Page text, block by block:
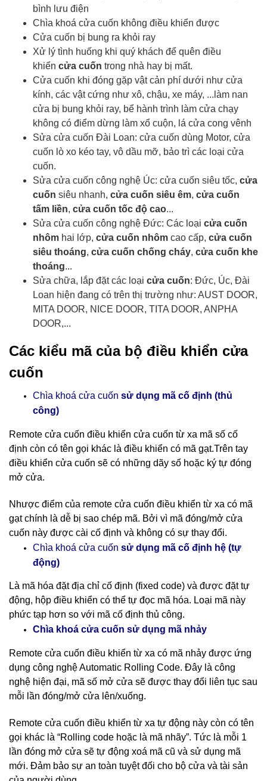
bình lưu điện
Chìa khoá cửa cuốn không điều khiển được
Cửa cuốn bị bung ra khỏi ray
Xử lý tình huống khi quý khách để quên điều
khiển cửa cuốn trong nhà hay bị mất.
Cửa cuốn khi đóng gặp vật cản phí dưới như cửa
kính, các vật cứng như xô, chậu, xe máy, ...làm nan
cửa bị bung khỏi ray, bể hành trình làm cửa chạy
không có điểm dừng làm xổ cuộn, lá cửa cong vênh
Sửa cửa cuốn Đài Loan: cửa cuốn dùng Motor, cửa
cuốn lò xo kéo tay, vô dầu mỡ, bảo trì các loại cửa
cuốn.
Sửa cửa cuốn công nghệ Úc: cửa cuốn siêu tốc, cửa
cuốn siêu nhanh, cửa cuốn siêu êm, cửa cuốn
tấm liền, cửa cuốn tốc độ cao...
Sửa cửa cuốn công nghệ Đức: Các loại cửa cuốn
nhôm hai lớp, cửa cuốn nhôm cao cấp, cửa cuốn
siêu thoáng, cửa cuốn chống cháy, cửa cuốn khe
thoáng...
Sửa chữa, lắp đặt các loại cửa cuốn: Đức, Úc, Đài
Loan hiện đang có trên thị trường như: AUST DOOR,
MITA DOOR, NICE DOOR, TITA DOOR, ANPHA
DOOR,...
Các kiểu mã của bộ điều khiển cửa
cuốn
Chìa khoá cửa cuốn sử dụng mã cố định (thủ
công)
Remote cửa cuốn điều khiển cửa cuốn từ xa mã số cố
định còn có tên gọi khác là điều khiển có mã gạt.Trên tay
điều khiển cửa cuốn sẽ có những dãy số hoặc ký tự đóng
mở cửa.
Nhược điểm của remote cửa cuốn điều khiển từ xa có mã
gạt chính là dễ bị sao chép mã. Bởi vì mã đóng/mở cửa
cuốn này được cài cố định và không có sự thay đổi.
Chìa khoá cửa cuốn sử dụng mã cố định hệ (tự
động)
Là mã hóa đặt địa chỉ cố định (fixed code) và được đặt tự
động, hộp điều khiển có thể tự đọc mã hóa. Loại mã này
phức tạp hơn so với mã cố định thủ công.
Chìa khoá cửa cuốn sử dụng mã nhảy
Remote cửa cuốn điều khiển từ xa có mã nhảy được ứng
dụng công nghệ Automatic Rolling Code. Đây là công
nghệ hiện đại, mã số mở cửa sẽ được thay đổi liên tục sau
mỗi lần đóng/mở cửa lên/xuống.
Remote cửa cuốn điều khiển từ xa tự động này còn có tên
gọi khác là “Rolling code hoặc là mã nhãy”. Tức là mỗi 1
lần đóng mở cửa sẽ tự động xoá mã cũ và sử dụng mã
mới. Đảm bảo sự an toàn tuyệt đối cho bộ cửa và tài sản